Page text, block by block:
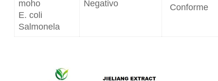
moho
E. coli
Salmonela
Negativo
Conforme